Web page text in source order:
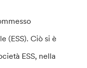
(ESS). Ciò si è
ESS, nella